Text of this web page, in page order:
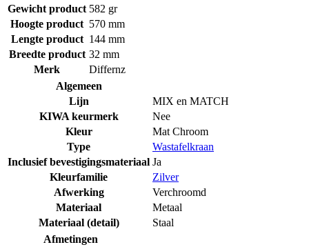
Gewicht product 582 gr
Hoogte product 570 mm
Lengte product 144 mm
Breedte product 32 mm
Merk
Differnz
Algemeen
Lijn
MIX en MATCH
KIWA keurmerk
Nee
Kleur
Mat Chroom
Type
Wastafelkraan
Inclusief bevestigingsmateriaal Ja
Kleurfamilie
Zilver
Afwerking
Verchroomd
Materiaal
Metaal
Materiaal (detail)
Staal
Afmetingen